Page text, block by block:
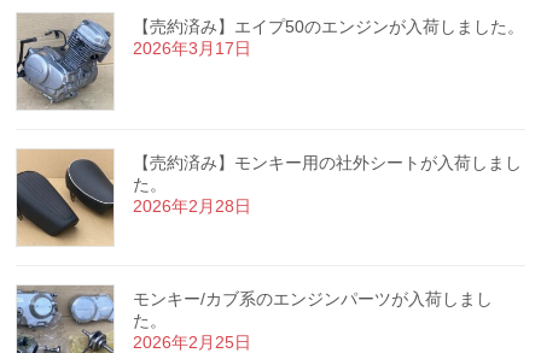
【売約済み】エイプ50のエンジンが入荷しました。
2026年3月17日
【売約済み】モンキー用の社外シートが入荷しまし
た。
2026年2月28日
モンキー/カブ系のエンジンパーツが入荷しまし
た。
2026年2月25日